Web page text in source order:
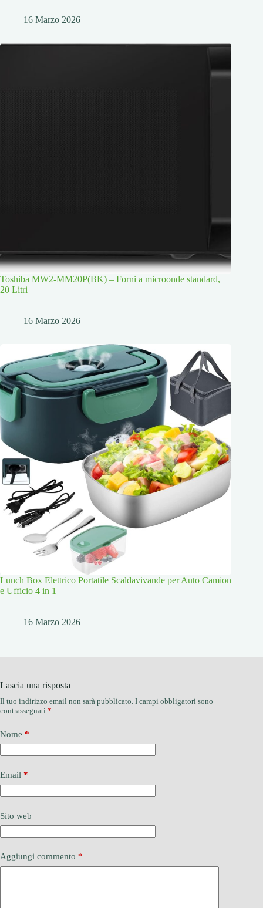
16 Marzo 2026
Toshiba MW2-MM20P(BK) – Forni a microonde standard,
20 Litri
16 Marzo 2026
Lunch Box Elettrico Portatile Scaldavivande per Auto Camion
e Ufficio 4 in 1
16 Marzo 2026
Lascia una risposta
Il tuo indirizzo email non sarà pubblicato. I campi obbligatori sono
contrassegnati *
Nome *
Email *
Sito web
Aggiungi commento *